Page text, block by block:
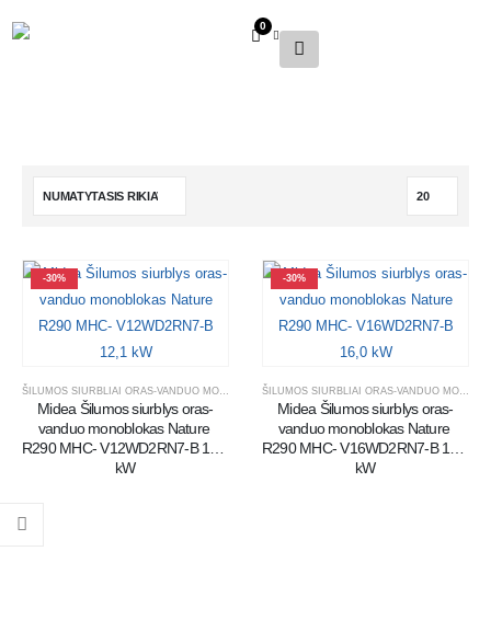
0
-30%
Midea Šilumos siurblys oras-
vanduo monoblokas Nature
R290 MHC- V12WD2RN7-B 12,1
kW
-30%
Midea Šilumos siurblys oras-
vanduo monoblokas Nature
R290 MHC- V16WD2RN7-B 16,0
kW